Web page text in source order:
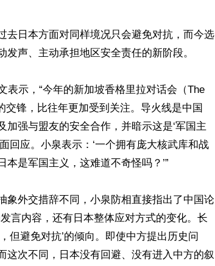
去日本方面对同样境况只会避免对抗，而今选
声、主动承担地区安全责任的新阶段。
表示，“今年的新加坡香格里拉对话会（The
交锋，比往年更加受到关注。导火线是中国
加强与盟友的安全合作，并暗示这是‘军国主
回应。小泉表示：‘一个拥有庞大核武库和战
是军国主义，这难道不奇怪吗？’”
象外交措辞不同，小泉防相直接指出了中国论
言内容，还有日本整体应对方式的变化。长
但避免对抗’的倾向。即使中方提出历史问
这次不同，日本没有回避、没有进入中方的叙